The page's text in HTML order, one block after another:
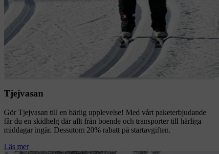
Tjejvasan
Gör Tjejvasan till en härlig upplevelse! Med vårt paketerbjudande
får du en skidhelg där allt från boende och transporter till härliga
middagar ingår. Dessutom 20% rabatt på startavgiften.
Läs mer